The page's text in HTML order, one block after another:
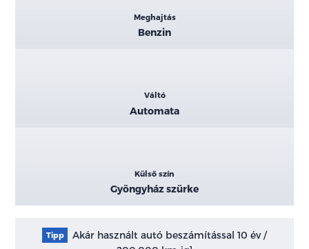
Meghajtás
Benzin
Váltó
Automata
Külső szín
Gyöngyház szürke
Tipp
Akár használt autó beszámítással 10 év /